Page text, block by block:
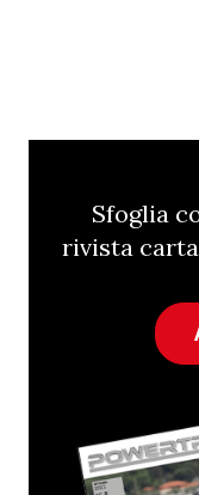
Sfoglia
rivista